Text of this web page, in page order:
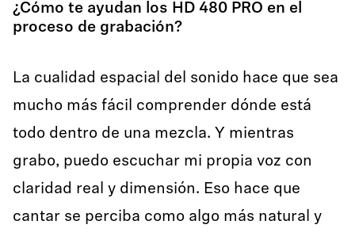
¿Cómo te ayudan los HD 480 PRO en el
proceso de grabación?
La cualidad espacial del sonido hace que sea
mucho más fácil comprender dónde está
todo dentro de una mezcla. Y mientras
grabo, puedo escuchar mi propia voz con
claridad real y dimensión. Eso hace que
cantar se perciba como algo más natural y